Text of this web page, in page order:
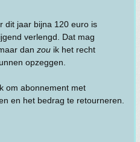
dit jaar bijna 120 euro is
verlengd. Dat mag
dan zou ik het recht
opzeggen.
om abonnement met
en het bedrag te retourneren.